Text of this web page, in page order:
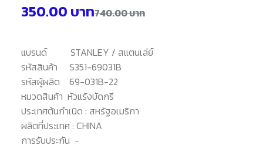
740.00บาท
350.00 บาท
แบรนด์ STANLEY / สแตนเล่ย์
รหัสสินค้า S351-69031B
รหัสผู้ผลิต 69-031B-22
หมวดสินค้า หัวแร้งบัดกรี
ประเทศต้นกำเนิด : สหรัฐอเมริกา
ผลิตที่ประเทศ : CHINA
การรับประกัน -